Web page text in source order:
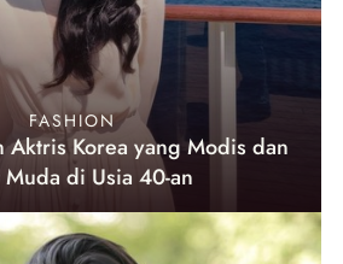
FASHION
Aktris Korea yang Modis dan
Muda di Usia 40-an